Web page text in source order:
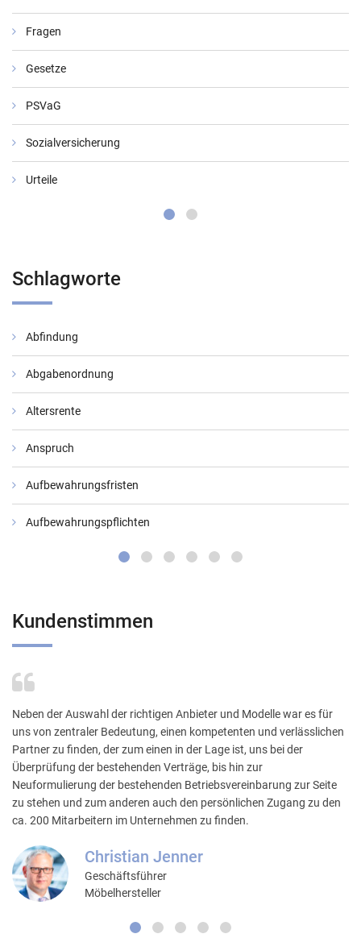
Fragen
Gesetze
PSVaG
Sozialversicherung
Urteile
Schlagworte
Abfindung
Abgabenordnung
Altersrente
Anspruch
Aufbewahrungsfristen
Aufbewahrungspflichten
Kundenstimmen
Neben der Auswahl der richtigen Anbieter und Modelle war es für
uns von zentraler Bedeutung, einen kompetenten und verlässlichen
Partner zu finden, der zum einen in der Lage ist, uns bei der
Überprüfung der bestehenden Verträge, bis hin zur
Neuformulierung der bestehenden Betriebsvereinbarung zur Seite
zu stehen und zum anderen auch den persönlichen Zugang zu den
ca. 200 Mitarbeitern im Unternehmen zu finden.
Christian Jenner
Geschäftsführer
Möbelhersteller